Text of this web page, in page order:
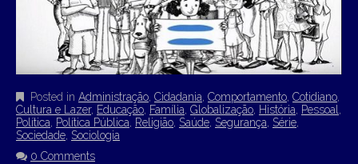
Posted in Administração, Cidadania, Comportamento, Cotidiano,
Cultura e Lazer, Educação, Família, Globalização, História, Pessoal,
Política, Política Pública, Religião, Saúde, Segurança, Série,
Sociedade, Sociologia
0 Comments